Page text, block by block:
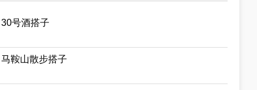
30号酒搭子
马鞍山散步搭子